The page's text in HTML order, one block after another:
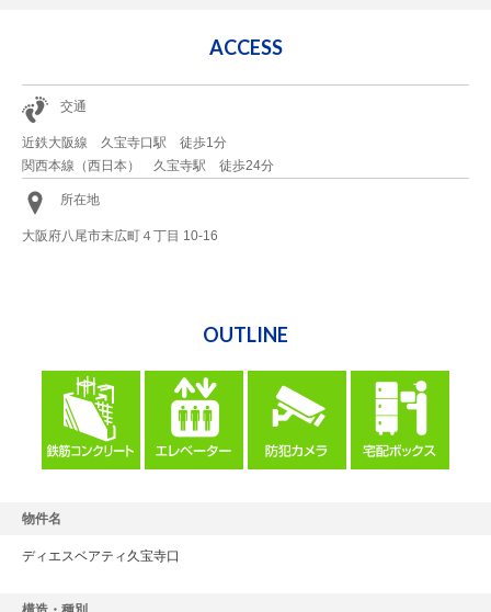
ACCESS
交通
近鉄大阪線 久宝寺口駅 徒歩1分
関西本線（西日本） 久宝寺駅 徒歩24分
所在地
大阪府八尾市末広町４丁目 10-16
OUTLINE
物件名
ディエスベアティ久宝寺口